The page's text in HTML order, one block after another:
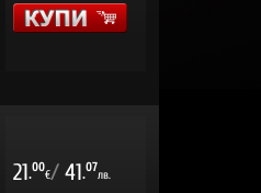
21.00
€/ 41.07
лв.